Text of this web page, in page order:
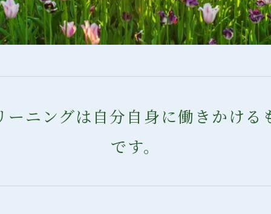
ーニングは自分自身に働きかける
です。